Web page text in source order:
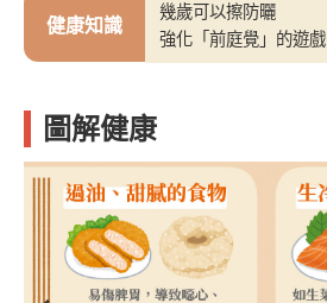
健康知識
幾歲可以擦防曬
強化「前庭覺」的遊戲
圖解健康